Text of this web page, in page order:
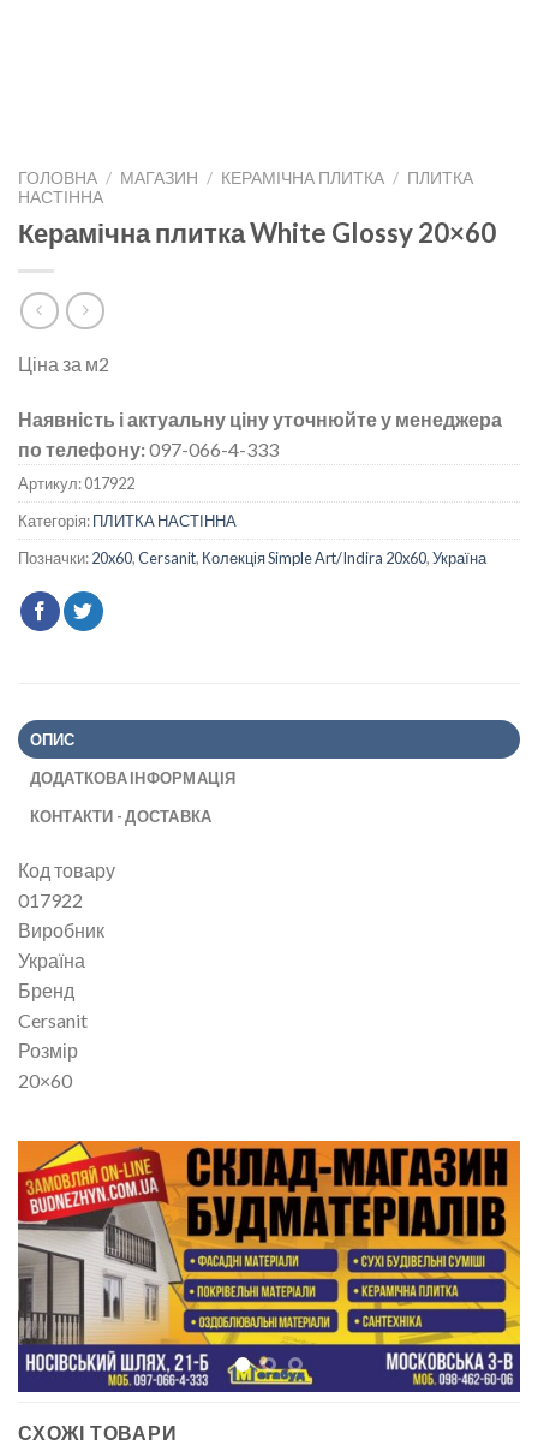
ГОЛОВНА / МАГАЗИН / КЕРАМІЧНА ПЛИТКА / ПЛИТКА
НАСТІННА
Керамічна плитка White Glossy 20×60
Ціна за м2
Наявність і актуальну ціну уточнюйте у менеджера
по телефону:097-066-4-333
Артикул:017922
Категорія:ПЛИТКА НАСТІННА
Позначки:20x60,Cersanit, Колекція Simple Art/Indira 20x60,Україна
ОПИС
ДОДАТКОВА ІНФОРМАЦІЯ
КОНТАКТИ - ДОСТАВКА
Код товару
017922
Виробник
Україна
Бренд
Cersanit
Розмір
20×60
СХОЖІ ТОВАРИ